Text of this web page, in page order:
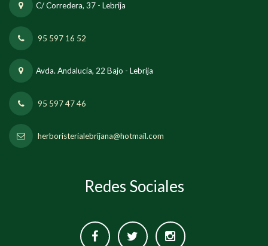
C/ Corredera, 37 - Lebrija
95 597 16 52
Avda. Andalucía, 22 Bajo - Lebrija
95 597 47 46
herboristerialebrijana@hotmail.com
Redes Sociales